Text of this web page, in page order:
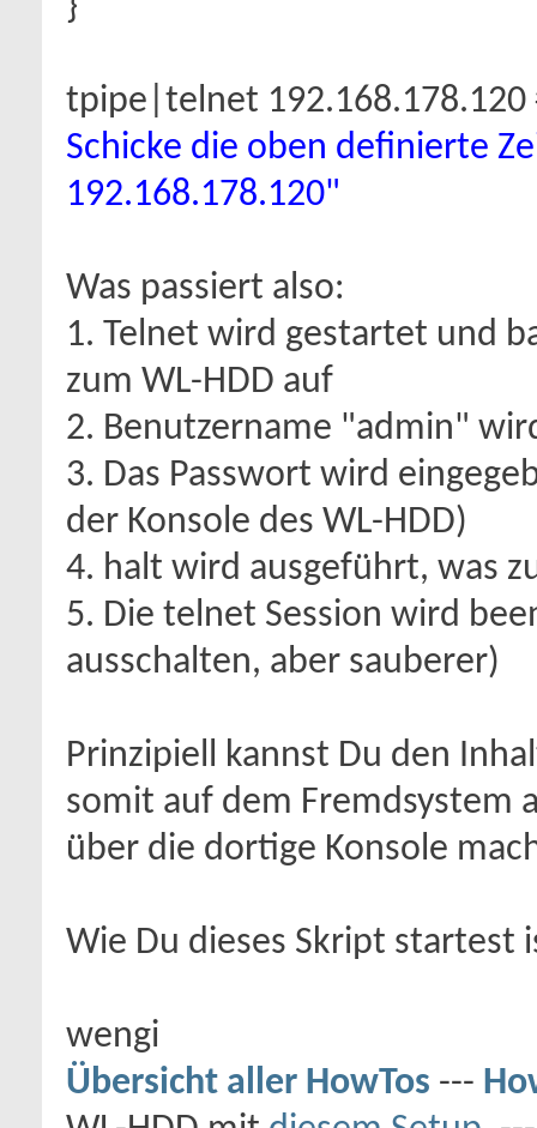
}
tpipe|telnet 192.168.178.120
Schicke die oben definierte
192.168.178.120"
Was passiert also:
1. Telnet wird gestartet und
zum WL-HDD auf
2. Benutzername "admin"
3. Das Passwort wird
der Konsole des WL-HDD)
4. halt wird ausgeführt, was
5. Die telnet Session wird
ausschalten, aber sauberer)
Prinzipiell kannst Du den
somit auf dem Fremdsystem
über die dortige Konsole
Wie Du dieses Skript startest
wengi
Übersicht aller HowTos ---